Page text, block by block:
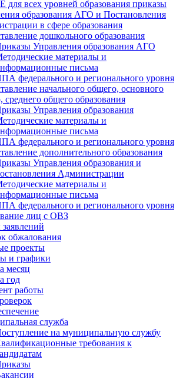
всех уровней образования приказы
образования АГО и Постановления
в сфере образования
дошкольного образования
Управления образования АГО
материалы и
письма
федерального и регионального уровня
начального общего, основного
среднего общего образования
Управления образования
материалы и
письма
федерального и регионального уровня
дополнительного образования
Управления образования и
Администрации
материалы и
письма
федерального и регионального уровня
лиц с ОВЗ
обжалования
проекты
и графики
месяц
год
работы
служба
на муниципальную службу
требования к